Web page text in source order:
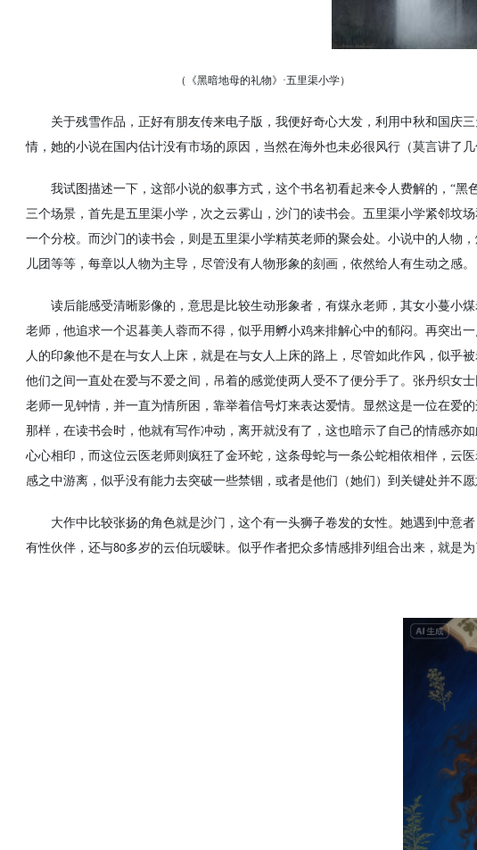
（《黑暗地母的礼物》 ·五里渠小学）
关于残雪作品，正好有朋友传来电子版，我便好奇心大发，利用中秋和国庆
情，她的小说在国内估计没有市场的原因，当然在海外也未必很风行（莫言讲了
我试图描述一下，这部小说的叙事方式，这个书名初看起来令人费解的， “黑
三个场景，首先是五里渠小学，次之云雾山，沙门的读书会。五里渠小学紧邻坟
一个分校。而沙门的读书会，则是五里渠小学精英老师的聚会处。小说中的人物
儿团等等，每章以人物为主导，尽管没有人物形象的刻画，依然给人有生动之感。
读后能感受清晰影像的，意思是比较生动形象者，有煤永老师，其女小蔓小
老师，他追求一个迟暮美人蓉而不得，似乎用孵小鸡来排解心中的郁闷。再突出
人的印象他不是在与女人上床，就是在与女人上床的路上，尽管如此作风，似乎
他们之间一直处在爱与不爱之间，吊着的感觉使两人受不了便分手了。张丹织女
老师一见钟情，并一直为情所困，靠举着信号灯来表达爱情。显然这是一位在爱
那样，在读书会时，他就有写作冲动，离开就没有了，这也暗示了自己的情感亦
心心相印，而这位云医老师则疯狂了金环蛇，这条母蛇与一条公蛇相依相伴，云
感之中游离，似乎没有能力去突破一些禁锢，或者是他们（她们）到关键处并不愿
大作中比较张扬的角色就是沙门，这个有一头狮子卷发的女性。她遇到中意
有性伙伴，还与80多岁的云伯玩暧昧。似乎作者把众多情感排列组合出来，就是为